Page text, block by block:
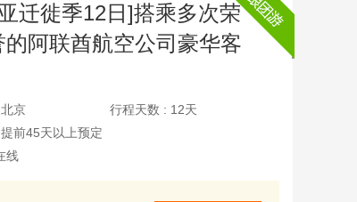
迁徙季12日]搭乘多次荣
阿联酋航空公司豪华客
北京 行程天数 : 12天
提前45天以上预定
线